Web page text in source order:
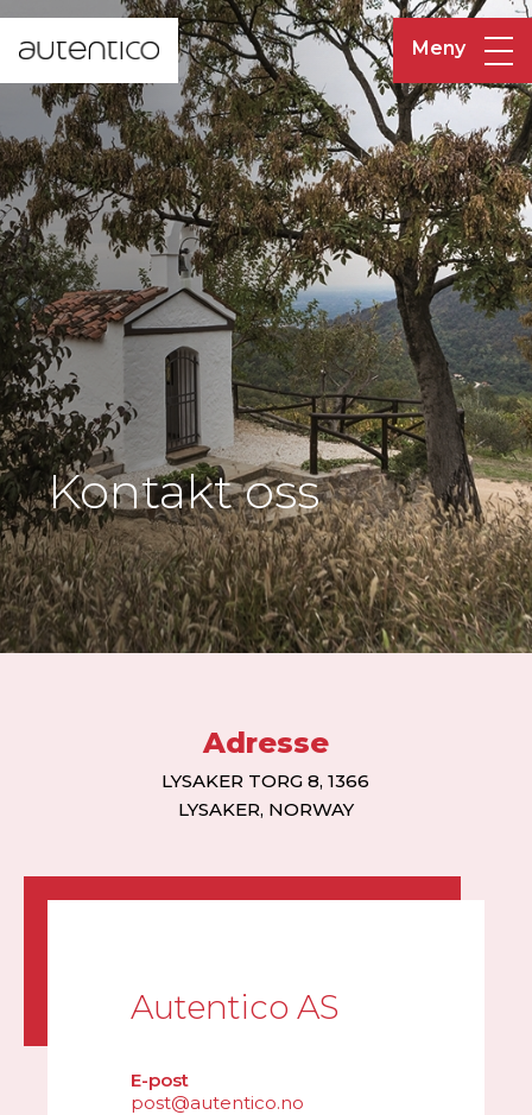
Meny
Kontakt oss
Adresse
LYSAKER TORG 8, 1366
LYSAKER, NORWAY
Autentico AS
E-post
post@autentico.no